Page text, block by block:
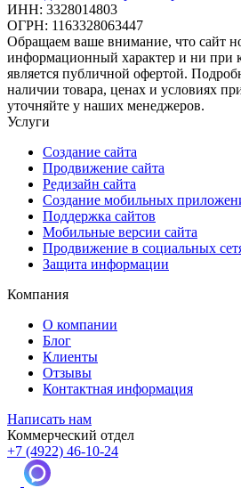
ИНН: 3328014803
ОГРН: 1163328063447
Обращаем ваше внимание, что сайт
информационный характер и ни при
является публичной офертой.
наличии товара, ценах и условиях
уточняйте у наших менеджеров.
Услуги
Создание сайта
Продвижение сайта
Редизайн сайта
Создание мобильных
Поддержка сайтов
Мобильные версии сайта
Продвижение в социальных
Защита информации
Компания
О компании
Блог
Клиенты
Отзывы
Контактная информация
Написать нам
Коммерческий отдел
+7 (4922) 46-10-24